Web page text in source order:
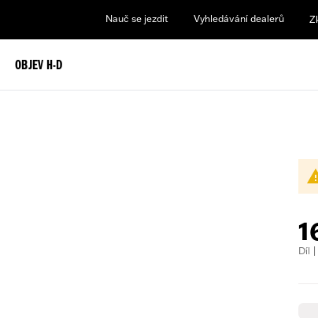
Nauč se jezdit Vyhledávání dealerů
OBJEV H-D
Díl |